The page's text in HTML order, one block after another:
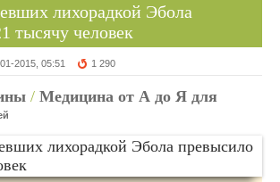
лихорадкой Эбола
тысячу человек
2015, 05:51 1 290
/ Медицина от А до Я для